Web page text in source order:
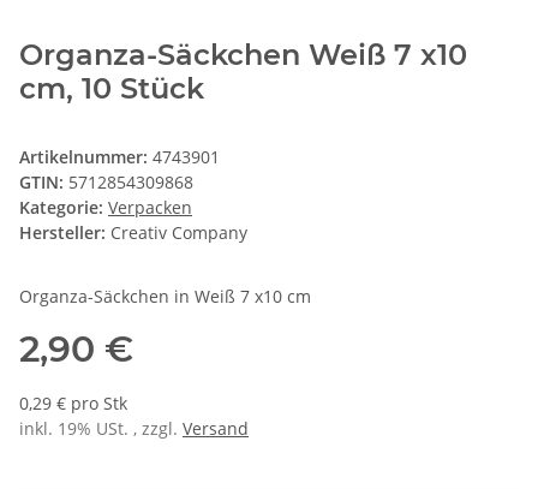
Organza-Säckchen Weiß 7 x10
cm, 10 Stück
Artikelnummer: 4743901
GTIN: 5712854309868
Kategorie: Verpacken
Hersteller: Creativ Company
Organza-Säckchen in Weiß 7 x10 cm
2,90 €
0,29 € pro Stk
inkl. 19% USt. , zzgl. Versand